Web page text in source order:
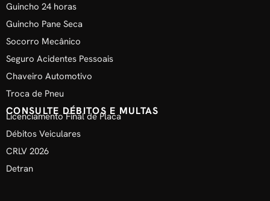
Guincho 24 horas
Guincho Pane Seca
Socorro Mecânico
Seguro Acidentes Pessoais
Chaveiro Automotivo
Troca de Pneu
CONSULTE DÉBITOS E MULTAS
Licenciamento Final de Placa
Débitos Veiculares
CRLV 2026
Detran